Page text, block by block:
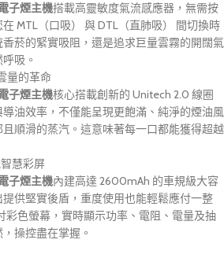
子煙主機搭載高靈敏度氣流感應器，無需按
MTL（口吸） 與 DTL（直肺吸） 間切換時
菸的緊實吸阻，還是追求巨量雲霧的開闊氣
吸。
量的革命
子煙主機核心搭載創新的 Unitech 2.0 線圈
油效率，不僅能呈現更飽滿、純淨的煙油風
順滑的蒸汽。這意味著每一口都能獲得超越
慧彩屏
子煙主機內建高達 2600mAh 的車規級大容
供堅實後盾，重度使用也能輕鬆應付一整
彩色螢幕，實時顯示功率、電阻、電量及抽
操控盡在掌握。